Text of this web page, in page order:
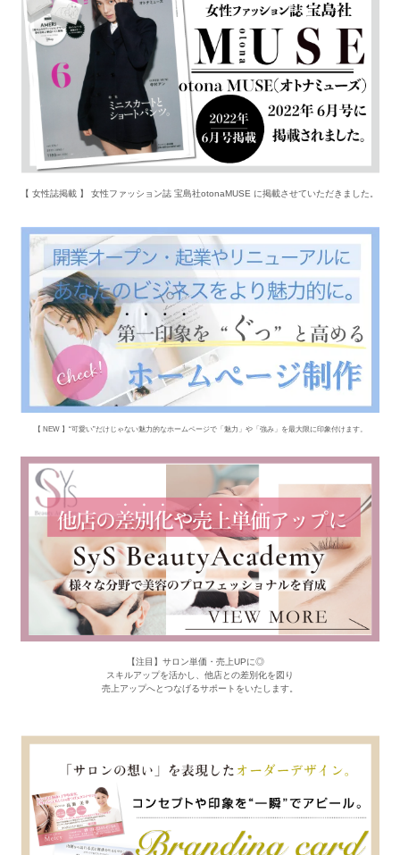
【 女性誌掲載 】 女性ファッション誌 宝島社otonaMUSE に掲載させていただきました。
【 NEW 】“可愛い”だけじゃない魅力的なホームページで「魅力」や「強み」を最大限に印象付けます。
【注目】サロン単価・売上UPに◎
スキルアップを活かし、他店との差別化を図り
売上アップへとつなげるサポートをいたします。